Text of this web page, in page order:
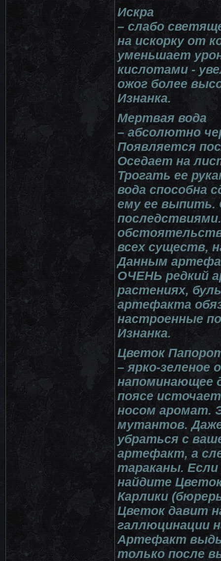
Искра
– слабо
на искорку от
уменьшает
кислотами -
ожог более
Изнанка.
Мертвая вода
– абсолютно
Появляется
Оседает на
Трогать ее
вода способна
ему ее
всех существ,
Данным
ОЧЕНЬ редкий
растениях,
артефакта
настроенные
Изнанка.
Цветок
– ярко-зеленое
напоминающее
поясе
носом аромат.
мутантов.
убраться с
артефакт, а
тараканы. Если
найдите
Карлики
Цветок давит
галлюцинации
Артефакт
только после